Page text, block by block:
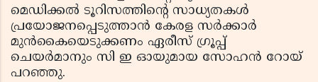
മെഡിക്കല്‍ ടൂറിസത്തിന്റെ സാധ്യതകള്‍
പ്രയോജനപ്പെടുത്താന്‍ കേരള സര്‍ക്കാര്‍
മുന്‍കൈയെടുക്കണം ഏരീസ് ഗ്രൂപ്പ്
ചെയര്‍മാനും സി ഇ ഓയുമായ സോഹന്‍ റോയ്
പറഞ്ഞു.